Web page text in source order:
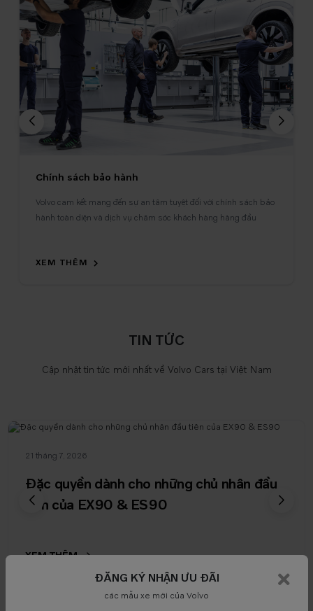
Chính sách bảo hành
Volvo cam kết mang đến sự an tâm tuyệt đối với chính sách bảo
hành toàn diện và dịch vụ chăm sóc khách hàng hàng đầu
XEM THÊM
TIN TỨC
Cập nhật tin tức mới nhất về Volvo Cars tại Việt Nam
21 tháng 7, 2026
Đặc quyền dành cho những chủ nhân đầu
tiên của EX90 & ES90
XEM THÊM
ĐĂNG KÝ NHẬN ƯU ĐÃI
các mẫu xe mới của Volvo